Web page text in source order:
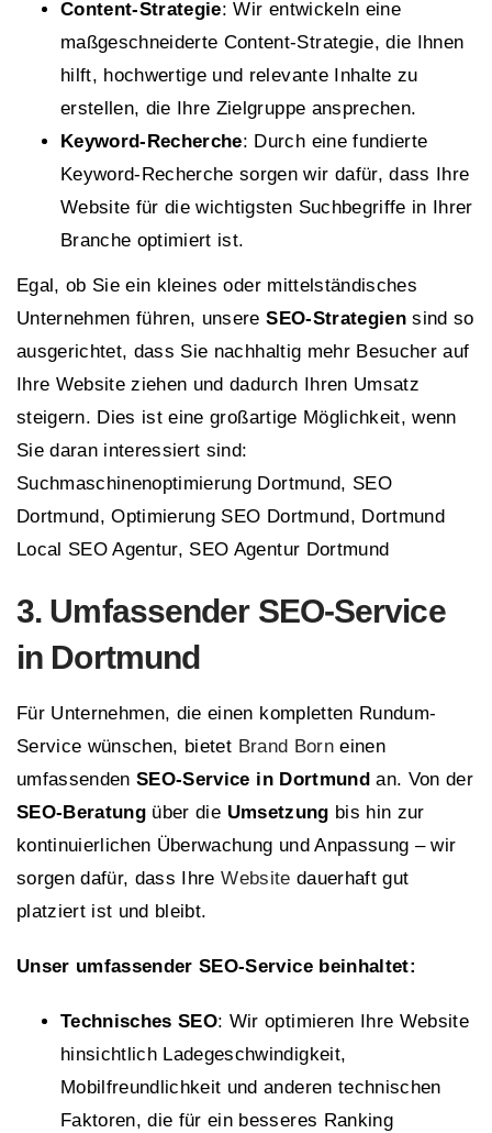
Content-Strategie: Wir entwickeln eine
maßgeschneiderte Content-Strategie, die Ihnen
hilft, hochwertige und relevante Inhalte zu
erstellen, die Ihre Zielgruppe ansprechen.
Keyword-Recherche: Durch eine fundierte
Keyword-Recherche sorgen wir dafür, dass Ihre
Website für die wichtigsten Suchbegriffe in Ihrer
Branche optimiert ist.
Egal, ob Sie ein kleines oder mittelständisches
Unternehmen führen, unsereSEO-Strategiensind so
ausgerichtet, dass Sie nachhaltig mehr Besucher auf
Ihre Website ziehen und dadurch Ihren Umsatz
steigern. Dies ist eine großartige Möglichkeit, wenn
Sie daran interessiert sind:
Suchmaschinenoptimierung Dortmund, SEO
Dortmund, Optimierung SEO Dortmund, Dortmund
Local SEO Agentur, SEO Agentur Dortmund
3. Umfassender SEO-Service
in Dortmund
Für Unternehmen, die einen kompletten Rundum-
Service wünschen, bietet Brand Borneinen
umfassendenSEO-Service in Dortmund an. Von der
SEO-Beratung über die Umsetzung bis hin zur
kontinuierlichen Überwachung und Anpassung – wir
sorgen dafür, dass IhreWebsite dauerhaft gut
platziert ist und bleibt.
Unser umfassender SEO-Service beinhaltet:
Technisches SEO: Wir optimieren Ihre Website
hinsichtlich Ladegeschwindigkeit,
Mobilfreundlichkeit und anderen technischen
Faktoren, die für ein besseres Ranking